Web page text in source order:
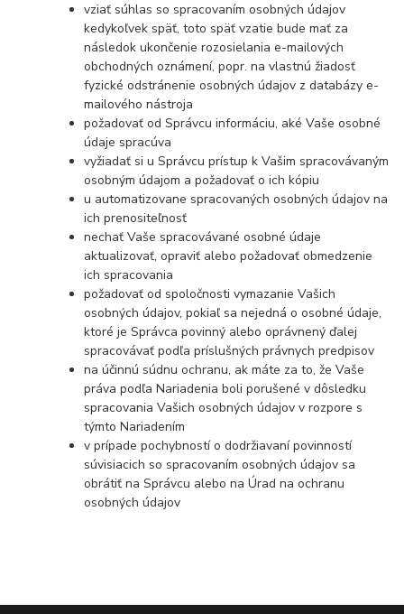
vziať súhlas so spracovaním osobných údajov
kedykoľvek späť, toto späť vzatie bude mať za
následok ukončenie rozosielania e-mailových
obchodných oznámení, popr. na vlastnú žiadosť
fyzické odstránenie osobných údajov z databázy e-
mailového nástroja
požadovať od Správcu informáciu, aké Vaše osobné
údaje spracúva
vyžiadať si u Správcu prístup k Vašim spracovávaným
osobným údajom a požadovať o ich kópiu
u automatizovane spracovaných osobných údajov na
ich prenositeľnosť
nechať Vaše spracovávané osobné údaje
aktualizovať, opraviť alebo požadovať obmedzenie
ich spracovania
požadovať od spoločnosti vymazanie Vašich
osobných údajov, pokiaľ sa nejedná o osobné údaje,
ktoré je Správca povinný alebo oprávnený ďalej
spracovávať podľa príslušných právnych predpisov
na účinnú súdnu ochranu, ak máte za to, že Vaše
práva podľa Nariadenia boli porušené v dôsledku
spracovania Vašich osobných údajov v rozpore s
týmto Nariadením
v prípade pochybností o dodržiavaní povinností
súvisiacich so spracovaním osobných údajov sa
obrátiť na Správcu alebo na Úrad na ochranu
osobných údajov